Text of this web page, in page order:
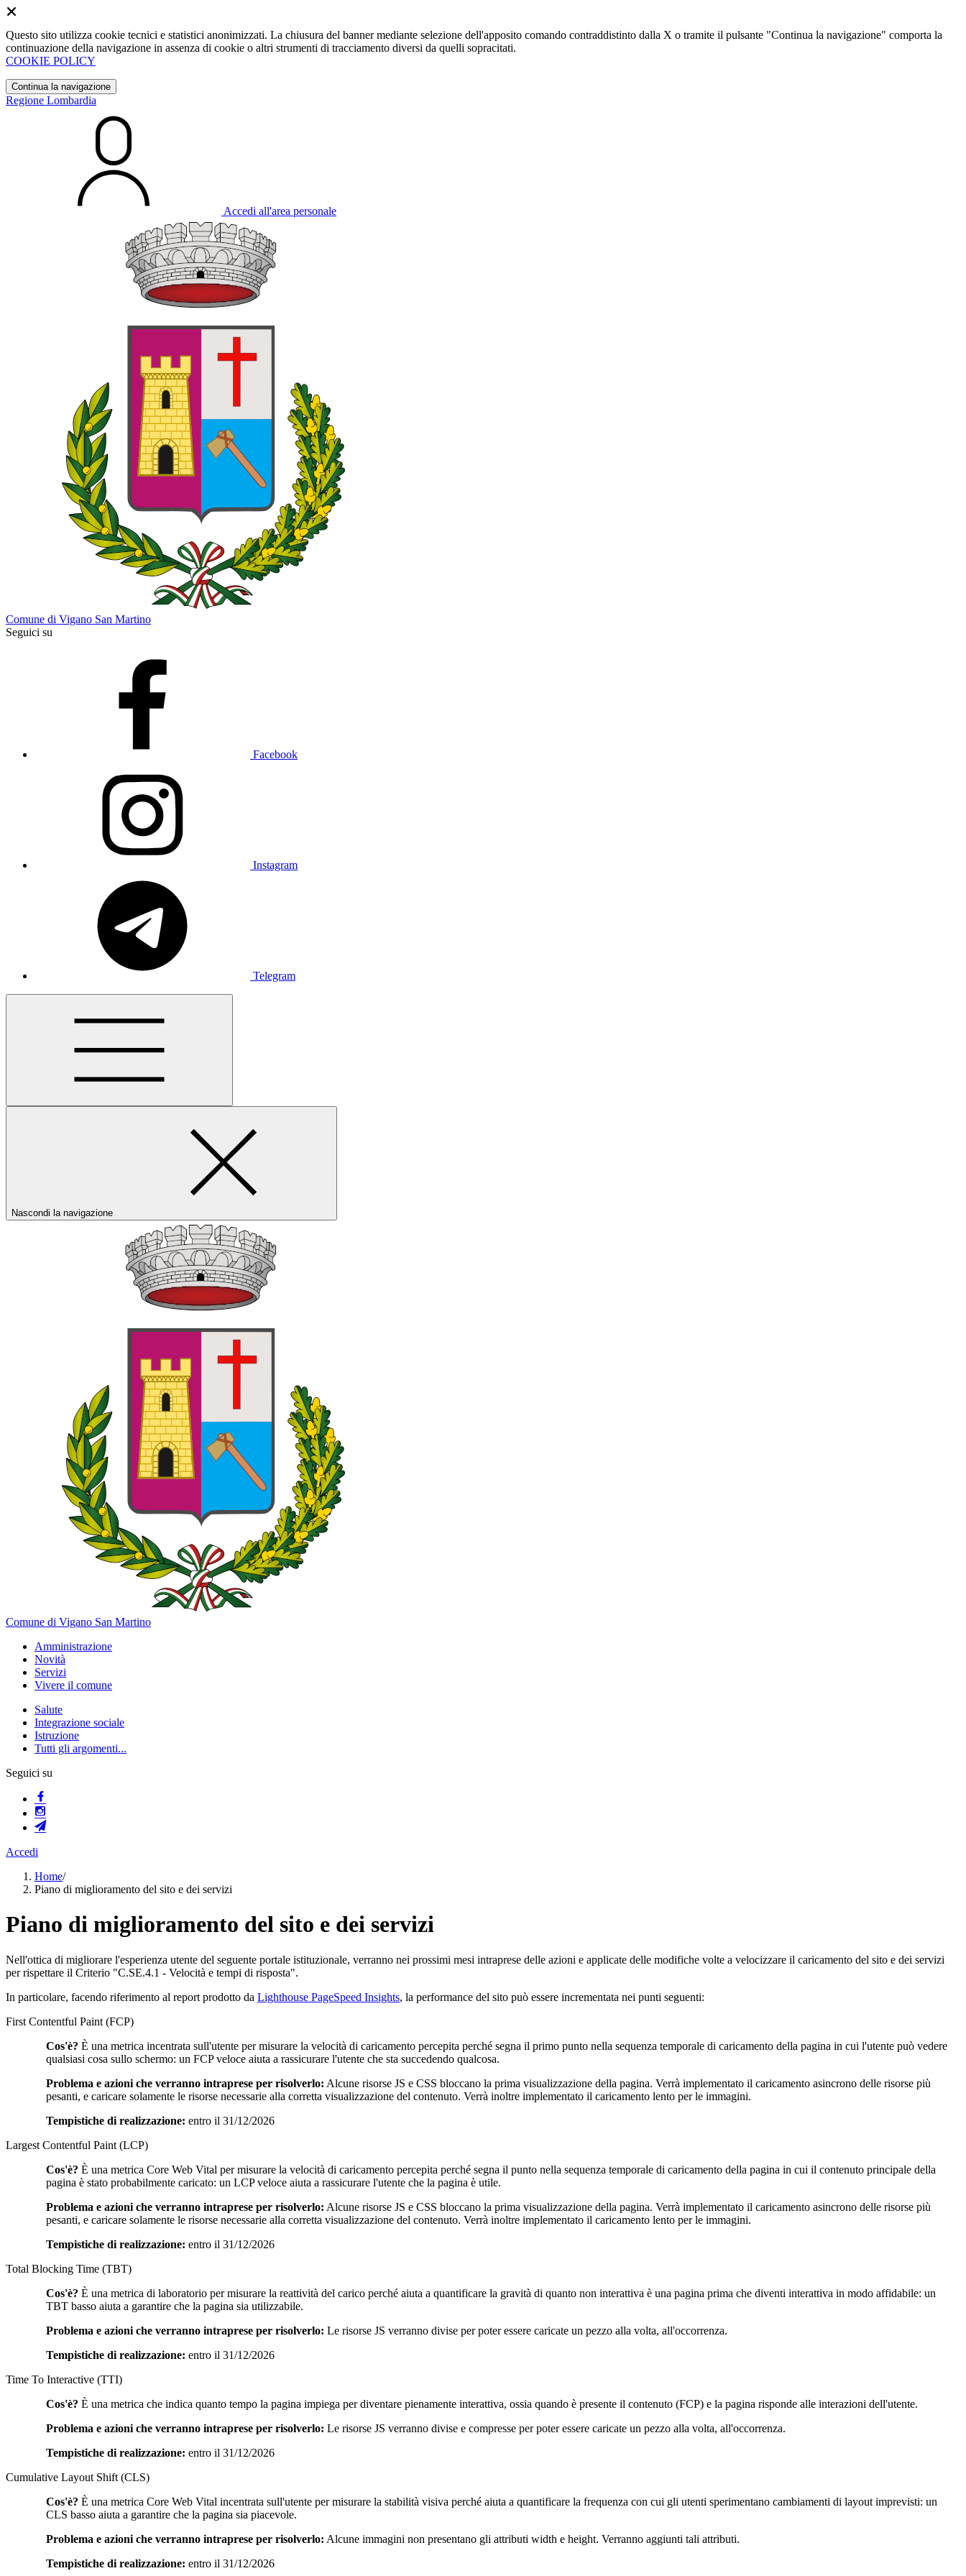
Questo sito utilizza cookie tecnici e statistici anonimizzati. La chiusura del banner mediante selezione dell'apposito comando contraddistinto dalla X o tramite il pulsante "Continua la navigazione" comporta la
continuazione della navigazione in assenza di cookie o altri strumenti di tracciamento diversi da quelli sopracitati.
COOKIE POLICY
Continua la navigazione
Regione Lombardia
Accedi all'area personale
Comune di Vigano San Martino
Seguici su
Facebook
Instagram
Telegram
Nascondi la navigazione
Comune di Vigano San Martino
Amministrazione
Novità
Servizi
Vivere il comune
Salute
Integrazione sociale
Istruzione
Tutti gli argomenti...
Seguici su
Accedi
Home/
Piano di miglioramento del sito e dei servizi
Piano di miglioramento del sito e dei servizi
Nell'ottica di migliorare l'esperienza utente del seguente portale istituzionale, verranno nei prossimi mesi intraprese delle azioni e applicate delle modifiche volte a velocizzare il caricamento del sito e dei servizi
per rispettare il Criterio "C.SE.4.1 - Velocità e tempi di risposta".
In particolare, facendo riferimento al report prodotto da Lighthouse PageSpeed Insights, la performance del sito può essere incrementata nei punti seguenti:
First Contentful Paint (FCP)
Cos'è? È una metrica incentrata sull'utente per misurare la velocità di caricamento percepita perché segna il primo punto nella sequenza temporale di caricamento della pagina in cui l'utente può vedere
qualsiasi cosa sullo schermo: un FCP veloce aiuta a rassicurare l'utente che sta succedendo qualcosa.
Problema e azioni che verranno intraprese per risolverlo: Alcune risorse JS e CSS bloccano la prima visualizzazione della pagina. Verrà implementato il caricamento asincrono delle risorse più
pesanti, e caricare solamente le risorse necessarie alla corretta visualizzazione del contenuto. Verrà inoltre implementato il caricamento lento per le immagini.
Tempistiche di realizzazione: entro il 31/12/2026
Largest Contentful Paint (LCP)
Cos'è? È una metrica Core Web Vital per misurare la velocità di caricamento percepita perché segna il punto nella sequenza temporale di caricamento della pagina in cui il contenuto principale della
pagina è stato probabilmente caricato: un LCP veloce aiuta a rassicurare l'utente che la pagina è utile.
Problema e azioni che verranno intraprese per risolverlo: Alcune risorse JS e CSS bloccano la prima visualizzazione della pagina. Verrà implementato il caricamento asincrono delle risorse più
pesanti, e caricare solamente le risorse necessarie alla corretta visualizzazione del contenuto. Verrà inoltre implementato il caricamento lento per le immagini.
Tempistiche di realizzazione: entro il 31/12/2026
Total Blocking Time (TBT)
Cos'è? È una metrica di laboratorio per misurare la reattività del carico perché aiuta a quantificare la gravità di quanto non interattiva è una pagina prima che diventi interattiva in modo affidabile: un
TBT basso aiuta a garantire che la pagina sia utilizzabile.
Problema e azioni che verranno intraprese per risolverlo: Le risorse JS verranno divise per poter essere caricate un pezzo alla volta, all'occorrenza.
Tempistiche di realizzazione: entro il 31/12/2026
Time To Interactive (TTI)
Cos'è? È una metrica che indica quanto tempo la pagina impiega per diventare pienamente interattiva, ossia quando è presente il contenuto (FCP) e la pagina risponde alle interazioni dell'utente.
Problema e azioni che verranno intraprese per risolverlo: Le risorse JS verranno divise e compresse per poter essere caricate un pezzo alla volta, all'occorrenza.
Tempistiche di realizzazione: entro il 31/12/2026
Cumulative Layout Shift (CLS)
Cos'è? È una metrica Core Web Vital incentrata sull'utente per misurare la stabilità visiva perché aiuta a quantificare la frequenza con cui gli utenti sperimentano cambiamenti di layout imprevisti: un
CLS basso aiuta a garantire che la pagina sia piacevole.
Problema e azioni che verranno intraprese per risolverlo: Alcune immagini non presentano gli attributi width e height. Verranno aggiunti tali attributi.
Tempistiche di realizzazione: entro il 31/12/2026